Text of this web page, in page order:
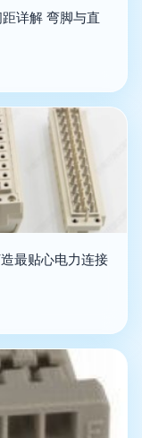
详解 弯脚与直
最贴心电力连接